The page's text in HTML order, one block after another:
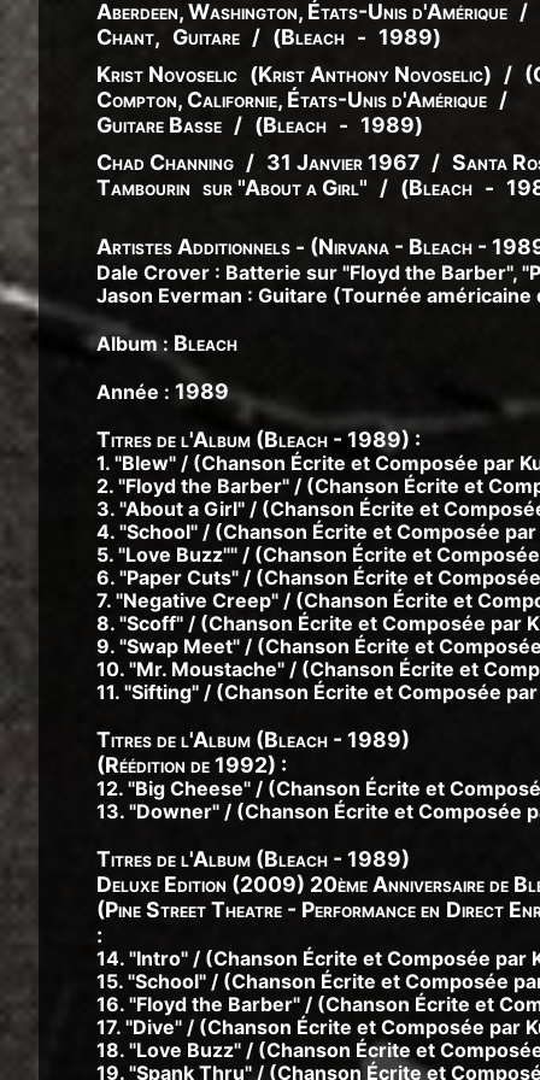
Aberdeen, Washington, États-Unis d'Amérique /
Chant, Guitare / (Bleach - 1989)
Krist Novoselic (Krist Anthony Novoselic) /
Compton, Californie, États-Unis d'Amérique /
Guitare Basse / (Bleach - 1989)
Chad Channing / 31 Janvier 1967 / Santa
Tambourin sur "About a Girl" / (Bleach -
Artistes Additionnels - (Nirvana - Bleach -
Dale Crover : Batterie sur "Floyd the Barber",
Jason Everman : Guitare (Tournée
Album : Bleach
Année : 1989
Titres de l'Album (Bleach - 1989) :
1. "Blew" / (Chanson Écrite et Composée par
2. "Floyd the Barber" / (Chanson Écrite et
3. "About a Girl" / (Chanson Écrite et
4. "School" / (Chanson Écrite et Composée
5. "Love Buzz"" / (Chanson Écrite et
6. "Paper Cuts" / (Chanson Écrite et
7. "Negative Creep" / (Chanson Écrite et
8. "Scoff" / (Chanson Écrite et Composée par
9. "Swap Meet" / (Chanson Écrite et
10. "Mr. Moustache" / (Chanson Écrite et
11. "Sifting" / (Chanson Écrite et Composée
Titres de l'Album (Bleach - 1989)
(Réédition de 1992) :
12. "Big Cheese" / (Chanson Écrite et
13. "Downer" / (Chanson Écrite et Composée
Titres de l'Album (Bleach - 1989)
Deluxe Edition (2009) 20ème Anniversaire de
(Pine Street Theatre - Performance en Direct
:
14. "Intro" / (Chanson Écrite et Composée par
15. "School" / (Chanson Écrite et Composée
16. "Floyd the Barber" / (Chanson Écrite et
17. "Dive" / (Chanson Écrite et Composée par
18. "Love Buzz" / (Chanson Écrite et
19. "Spank Thru" / (Chanson Écrite et